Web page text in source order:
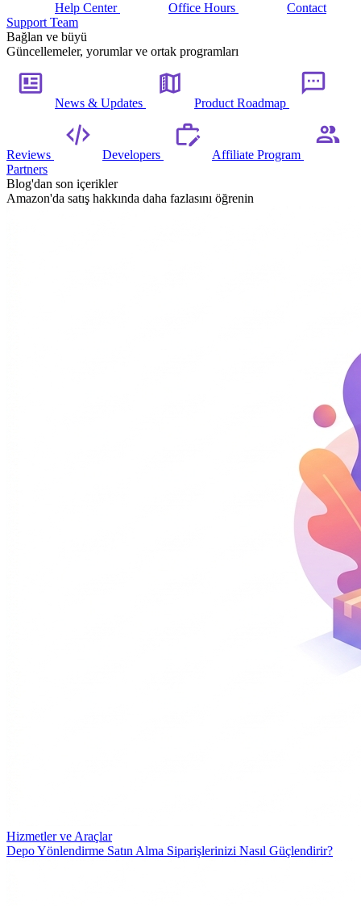
Help Center Office Hours
Contact
Support Team
Bağlan ve büyü
Güncellemeler, yorumlar ve ortak programları
News & Updates Product Roadmap
Reviews Developers
Affiliate Program
Partners
Blog'dan son içerikler
Amazon'da satış hakkında daha fazlasını öğrenin
Hizmetler ve Araçlar
Depo Yönlendirme Satın Alma Siparişlerinizi Nasıl Güçlendirir?